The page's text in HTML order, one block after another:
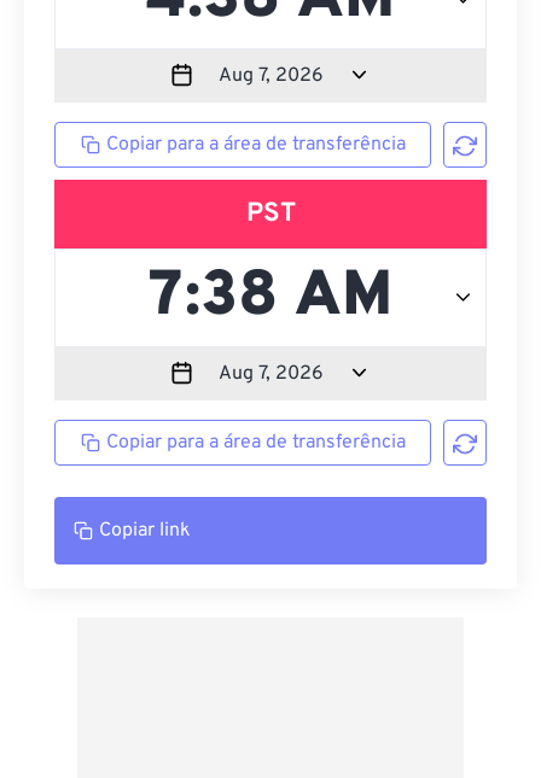
Copiar para a área de transferência
PST
Copiar para a área de transferência
Copiar link